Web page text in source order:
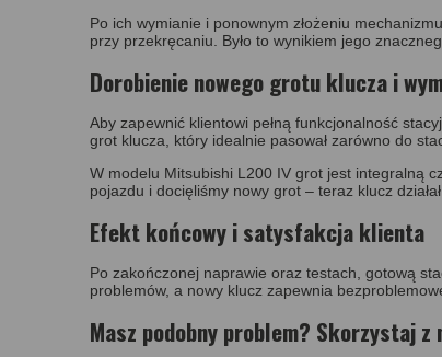
Po ich wymianie i ponownym złożeniu
przy przekręcaniu. Było to wynikiem jego
Dorobienie nowego grotu klucza i
Aby zapewnić klientowi pełną funkcjonalność
grot klucza, który idealnie pasował zarówno do
W modelu Mitsubishi L200 IV grot jest integralną
pojazdu i docięliśmy nowy grot – teraz klucz
Efekt końcowy i satysfakcja klienta
Po zakończonej naprawie oraz testach, gotową
problemów, a nowy klucz zapewnia
Masz podobny problem? Skorzystaj z